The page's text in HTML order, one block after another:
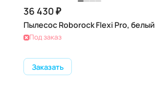
36 430 ₽
Пылесос Roborock Flexi Pro, белый
Под заказ
Заказать